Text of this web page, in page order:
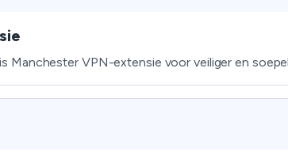
Manchester VPN-extensie voor veiliger en